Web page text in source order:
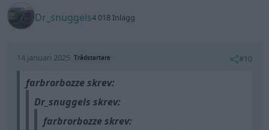
Dr_snuggels4 018 Inlägg
14 januari 2025 Trådstartare #10
farbrorbozze skrev:
Dr_snuggels skrev:
farbrorbozze skrev: